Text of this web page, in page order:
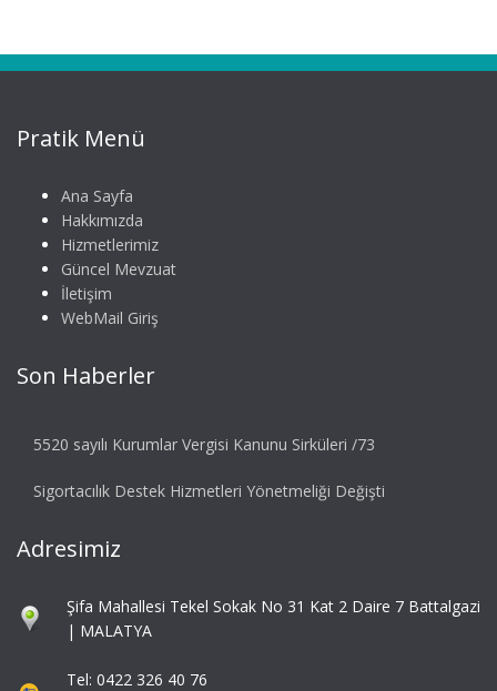
Pratik Menü
Ana Sayfa
Hakkımızda
Hizmetlerimiz
Güncel Mevzuat
İletişim
WebMail Giriş
Son Haberler
5520 sayılı Kurumlar Vergisi Kanunu Sirküleri /73
Sigortacılık Destek Hizmetleri Yönetmeliği Değişti
Adresimiz
Şifa Mahallesi Tekel Sokak No 31 Kat 2 Daire 7 Battalgazi
| MALATYA
Tel: 0422 326 40 76